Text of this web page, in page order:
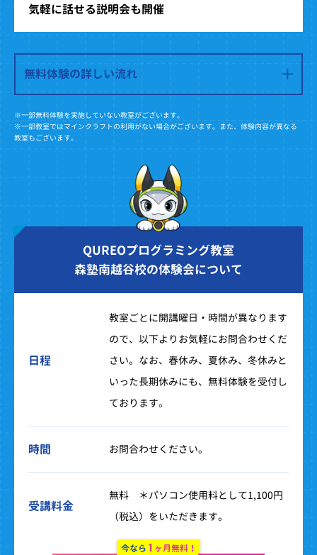
気軽に話せる説明会も開催
無料体験の詳しい流れ
※一部無料体験を実施していない教室がございます。
※一部教室ではマインクラフトの利用がない場合がございます。また、体験内容が異なる
教室もございます。
QUREOプログラミング教室
森塾南越谷校の体験会について
日程
教室ごとに開講曜日・時間が異なります
ので、以下よりお気軽にお問合わせくだ
さい。なお、春休み、夏休み、冬休みと
いった長期休みにも、無料体験を受付し
ております。
時間 お問合わせください。
受講料金
無料 ＊パソコン使用料として1,100円
（税込）をいただきます。
今なら 1 ヶ月無料！